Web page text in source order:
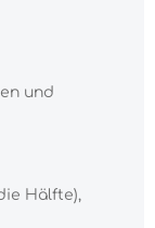
und
Hälfte),